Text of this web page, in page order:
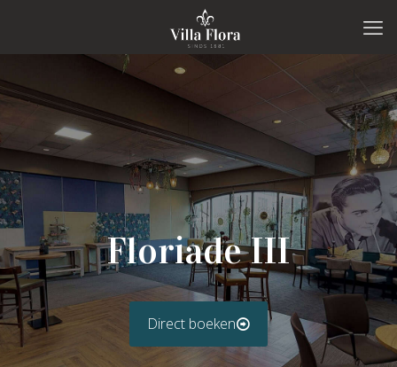
Floriade III
Direct boeken